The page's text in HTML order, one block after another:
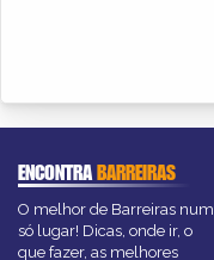
ENCONTRABARREIRAS
O melhor de Barreiras num
só lugar! Dicas, onde ir, o
que fazer, as melhores